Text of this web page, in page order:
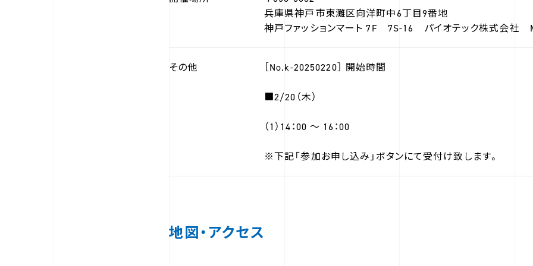
兵庫県神戸市東灘区向洋町中6丁目9番地
神戸ファッションマート 7F 7S-16 パイオテック株式会社
その他 ［No.k-20250220］ 開始時間
■2/20（木）
（1）14：00 ～ 16：00
※下記「参加お申し込み」ボタンにて受付け致します。
地図・アクセス